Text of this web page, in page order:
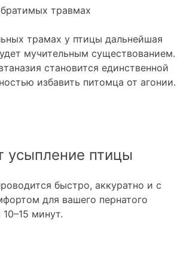
травмах
трамах у птицы дальнейшая
мучительным существованием.
становится единственной
избавить питомца от агонии.
усыпление птицы
быстро, аккуратно и с
для вашего пернатого
минут.